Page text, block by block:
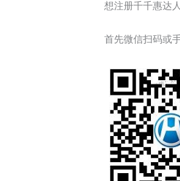
想注册千千惠达
首先微信扫码或